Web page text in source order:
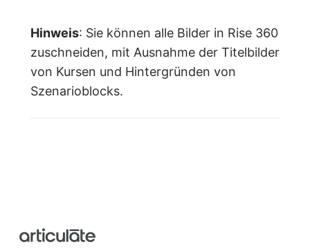
Hinweis: Sie können alle Bilder in Rise 360
zuschneiden, mit Ausnahme der Titelbilder
von Kursen und Hintergründen von
Szenarioblocks.